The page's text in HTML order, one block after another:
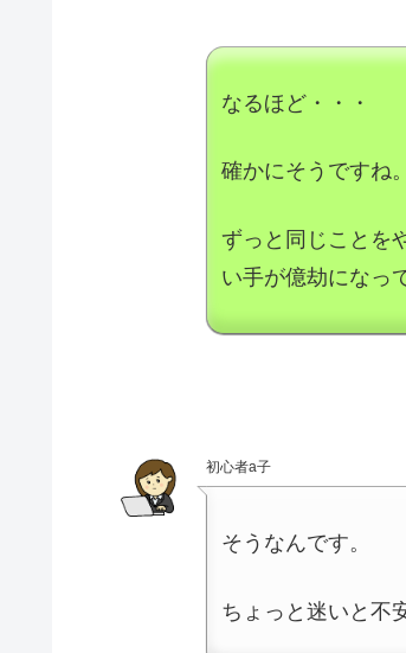
なるほど・・・
確かにそうですね。
ずっと同じことを
い手が億劫になっ
初心者a子
そうなんです。
ちょっと迷いと不